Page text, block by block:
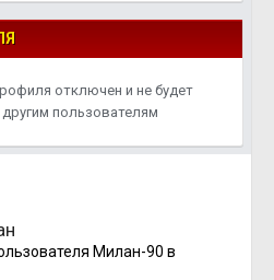
отключен и не будет
пользователям
Милан-90 в